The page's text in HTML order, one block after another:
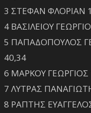
3 ΣΤΕΦΑΝ ΦΛΟΡΙΑΝ
4 ΒΑΣΙΛΕΙΟΥ
5 ΠΑΠΑΔΟΠΟΥΛΟΣ
40,34
6 ΜΑΡΚΟΥ ΓΕΩΡΓΙΟΣ
7 ΛΥΤΡΑΣ
8 ΡΑΠΤΗΣ